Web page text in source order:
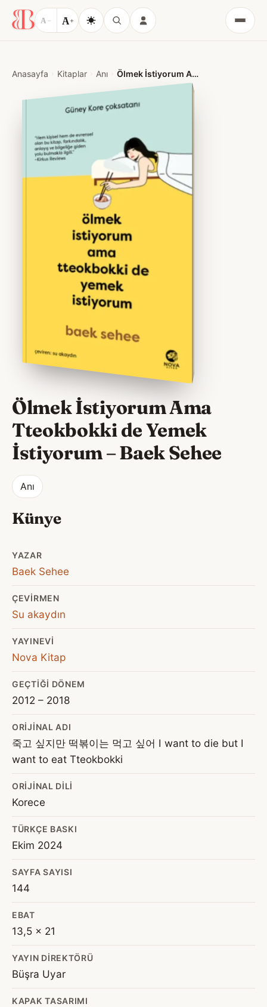
A − A+
Menü
Anasayfa Kitaplar Anı Ölmek İstiyorum Ama Tteokbokki de Yemek İstiyorum
Ölmek İstiyorum Ama
Tteokbokki de Yemek
İstiyorum–Baek Sehee
Anı
Künye
YAZAR
Baek Sehee
ÇEVIRMEN
Su akaydın
YAYINEVI
Nova Kitap
GEÇTIĞI DÖNEM
2012 – 2018
ORIJINAL ADI
죽고 싶지만 떡볶이는 먹고 싶어 I want to die but I
want to eat Tteokbokki
ORIJINAL DILI
Korece
TÜRKÇE BASKI
Ekim 2024
SAYFA SAYISI
144
EBAT
13,5 x 21
YAYIN DIREKTÖRÜ
Büşra Uyar
KAPAK TASARIMI